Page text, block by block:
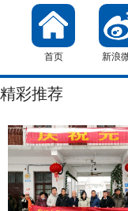
首页 新浪
精彩推荐